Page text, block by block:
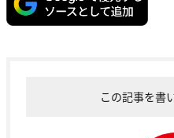
この記事を書